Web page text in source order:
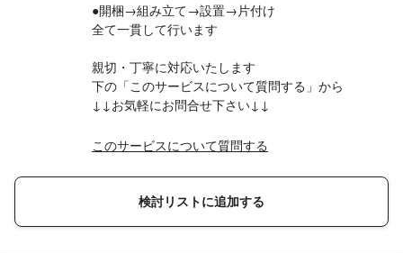
●開梱→組み立て→設置→片付け
全て一貫して行います
親切・丁寧に対応いたします
下の「このサービスについて質問する」から
↓↓お気軽にお問合せ下さい↓↓
このサービスについて質問する
検討リストに追加する